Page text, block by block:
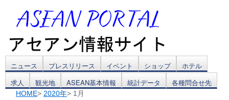
コ
ン
ニュース プレスリリース イベント ショップ
ホテル
求人
観光地 ASEAN基本情報 統計データ 各種問合せ先
HOME> 2020年> 1月